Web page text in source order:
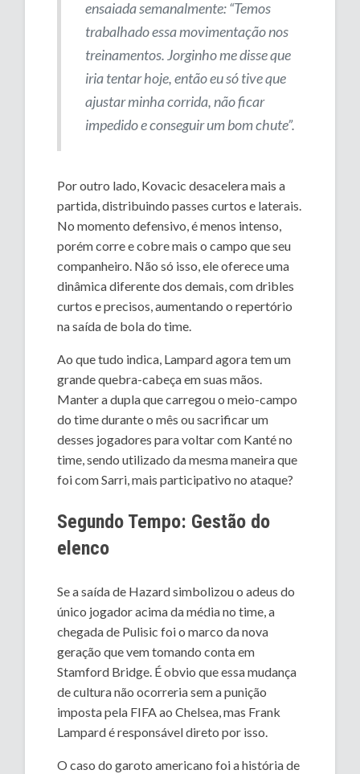
ensaiada semanalmente: “Temos
trabalhado essa movimentação nos
treinamentos. Jorginho me disse que
iria tentar hoje, então eu só tive que
ajustar minha corrida, não ficar
impedido e conseguir um bom chute”.
Por outro lado, Kovacic desacelera mais a
partida, distribuindo passes curtos e laterais.
No momento defensivo, é menos intenso,
porém corre e cobre mais o campo que seu
companheiro. Não só isso, ele oferece uma
dinâmica diferente dos demais, com dribles
curtos e precisos, aumentando o repertório
na saída de bola do time.
Ao que tudo indica, Lampard agora tem um
grande quebra-cabeça em suas mãos.
Manter a dupla que carregou o meio-campo
do time durante o mês ou sacrificar um
desses jogadores para voltar com Kanté no
time, sendo utilizado da mesma maneira que
foi com Sarri, mais participativo no ataque?
Segundo Tempo: Gestão do
elenco
Se a saída de Hazard simbolizou o adeus do
único jogador acima da média no time, a
chegada de Pulisic foi o marco da nova
geração que vem tomando conta em
Stamford Bridge. É obvio que essa mudança
de cultura não ocorreria sem a punição
imposta pela FIFA ao Chelsea, mas Frank
Lampard é responsável direto por isso.
O caso do garoto americano foi a história de